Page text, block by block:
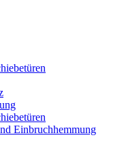
Einbruchhemmung